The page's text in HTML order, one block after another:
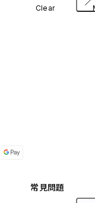
Clear
常見問題